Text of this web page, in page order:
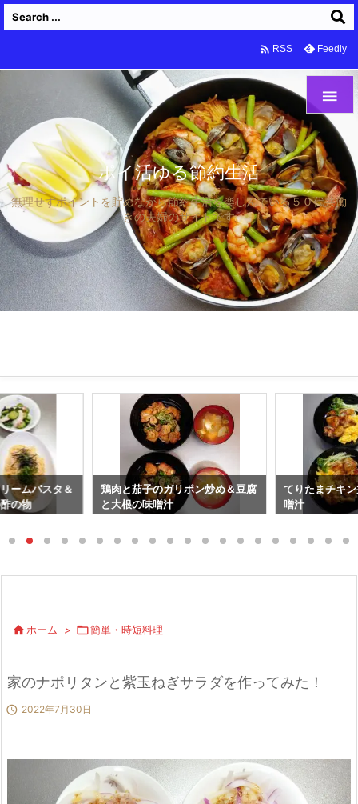
ポイ活ゆる節約生活
無理せずポイントを貯めながら節約生活を楽しんでいる５０代共働
きの夫婦のサイトです

 RSS Feedly
ームパスタ＆
の物
鶏肉と茄子のガリポン炒め＆豆腐
と大根の味噌汁
てりたまチキ
噌汁
 ホーム > 簡単・時短料理
家のナポリタンと紫玉ねぎサラダを作ってみた！
 2022年7月30日